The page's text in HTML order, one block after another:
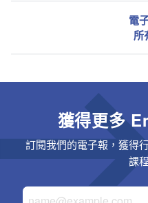
電
所
獲得更多
訂閱我們的電子報，獲得
課